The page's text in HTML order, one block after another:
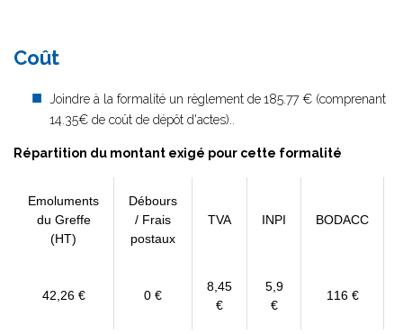
Coût
Joindre à la formalité un règlement de185.77 € (comprenant
14.35€ de coût de dépôt d'actes)..
Répartition du montant exigé pour cette formalité
Emoluments
du Greffe
(HT)
Débours
/ Frais
postaux
TVA INPI BODACC
42,26 € 0 €
8,45
€
5,9
€
116 €